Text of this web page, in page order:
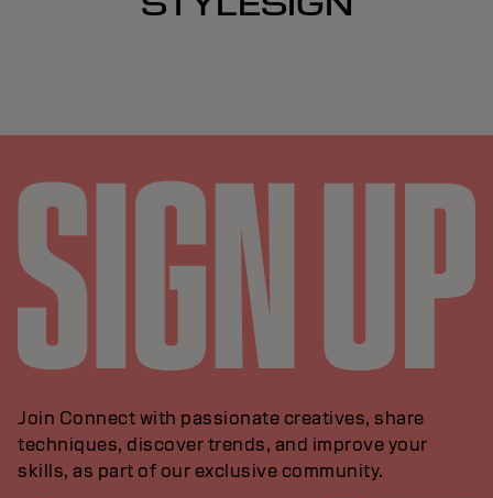
Join Connect with passionate creatives, share
techniques, discover trends, and improve your
skills, as part of our exclusive community.